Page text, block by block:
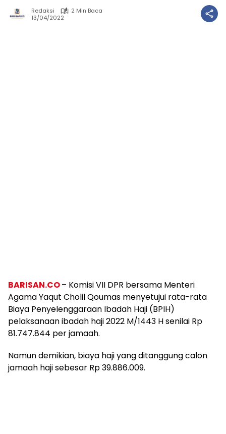
Redaksi
2 Min Baca
13/04/2022
BARISAN.CO– Komisi VII DPR bersama Menteri
Agama Yaqut Cholil Qoumas menyetujui rata-rata
Biaya Penyelenggaraan Ibadah Haji (BPIH)
pelaksanaan ibadah haji 2022 M/1443 H senilai Rp
81.747.844 per jamaah.
Namun demikian, biaya haji yang ditanggung calon
jamaah haji sebesar Rp 39.886.009.